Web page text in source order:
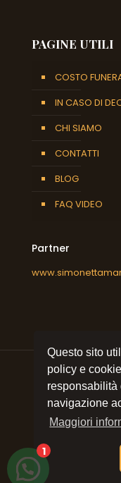
Questo sito
policy e
responsabilità
navigazione
Maggiori
PAGINE UTILI
COSTO
IN CASO DI
CHI SIAMO
CONTATTI
BLOG
FAQ VIDEO
Partner
© 2021 All rights
09053320157 |
Privacy e
1